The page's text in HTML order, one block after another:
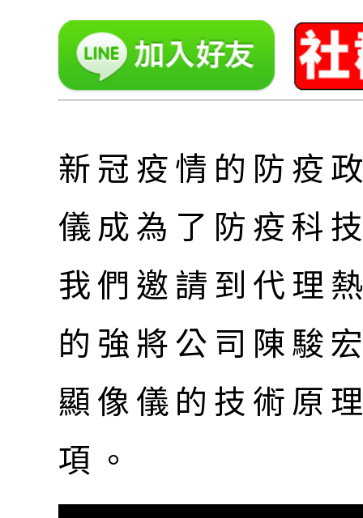
新冠疫情的防疫
儀成為了防疫科
我們邀請到代理
的強將公司陳駿
顯像儀的技術原
項。